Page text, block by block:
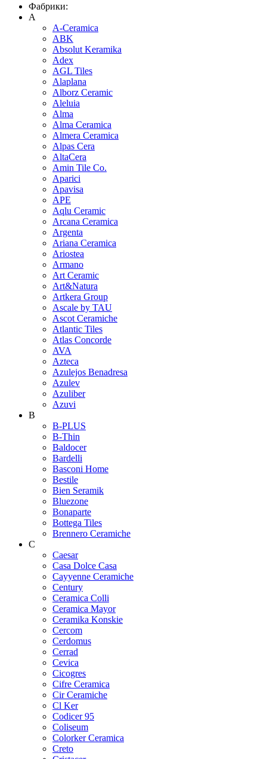
Фабрики:
A
A-Ceramica
ABK
Absolut Keramika
Adex
AGL Tiles
Alaplana
Alborz Ceramic
Aleluia
Alma
Alma Ceramica
Almera Ceramica
Alpas Cera
AltaCera
Amin Tile Co.
Aparici
Apavisa
APE
Aqlu Ceramic
Arcana Ceramica
Argenta
Ariana Ceramica
Ariostea
Armano
Art Ceramic
Art&Natura
Artkera Group
Ascale by TAU
Ascot Ceramiche
Atlantic Tiles
Atlas Concorde
AVA
Azteca
Azulejos Benadresa
Azulev
Azuliber
Azuvi
B
B-PLUS
B-Thin
Baldocer
Bardelli
Basconi Home
Bestile
Bien Seramik
Bluezone
Bonaparte
Bottega Tiles
Brennero Ceramiche
C
Caesar
Casa Dolce Casa
Cayyenne Ceramiche
Century
Ceramica Colli
Ceramica Mayor
Ceramika Konskie
Cercom
Cerdomus
Cerrad
Cevica
Cicogres
Cifre Ceramica
Cir Ceramiche
Cl Ker
Codicer 95
Coliseum
Colorker Ceramica
Creto